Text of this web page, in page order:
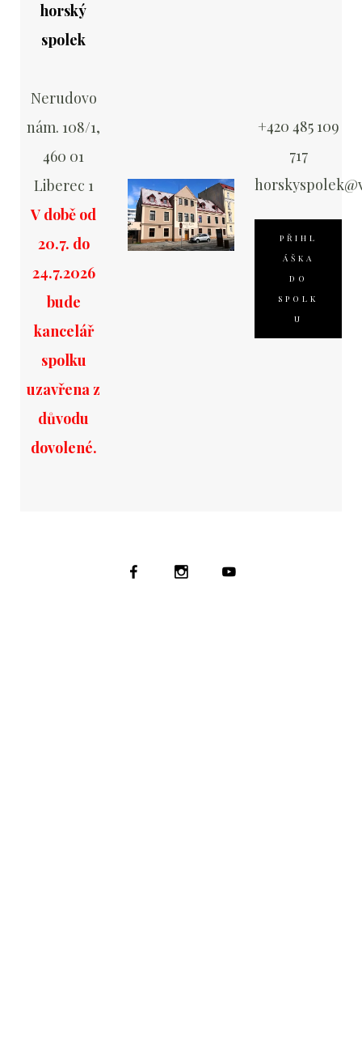
horský
spolek
Nerudovo
nám. 108/1,
460 01
Liberec 1
V době od
20.7. do
24.7.2026
bude
kancelář
spolku
uzavřena z
důvodu
dovolené.
+420 485 109
717
PŘIHL
ÁŠKA
DO
SPOLK
U